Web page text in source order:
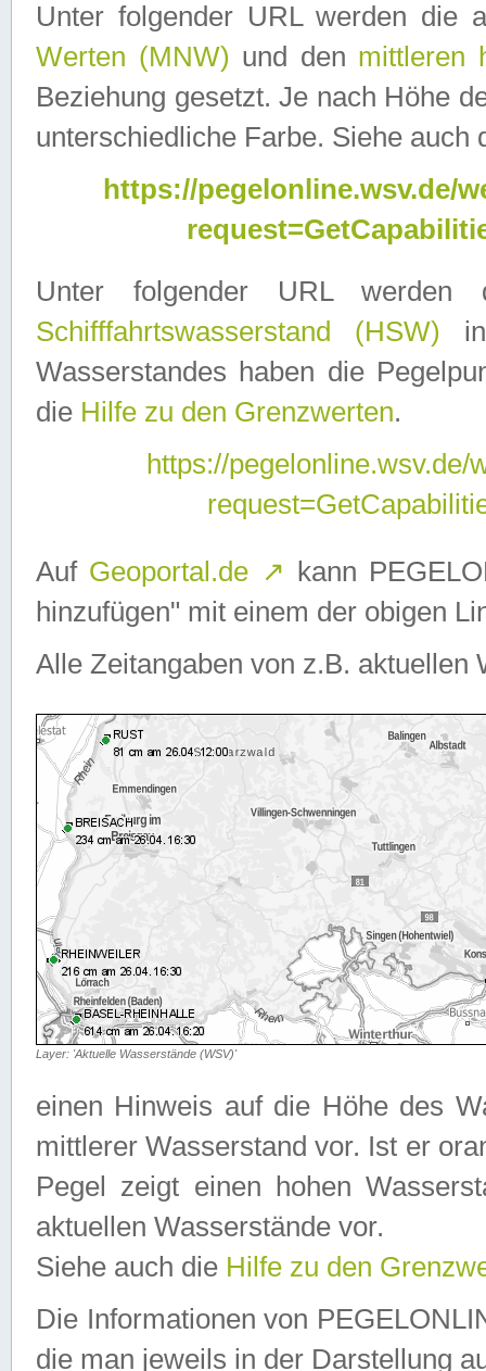
Unter folgender URL werden die
Werten (MNW) und den mittleren
Beziehung gesetzt. Je nach Höhe
unterschiedliche Farbe. Siehe auch
https://pegelonline.wsv.de/
Unter folgender URL
Schifffahrtswasserstand (HSW)
Wasserstandes haben die
die Hilfe zu den Grenzwerten.
https://
Auf Geoportal.de ↗ kann
hinzufügen" mit einem der obigen
Alle Zeitangaben von z.B. aktuellen
Layer: 'Aktuelle Wasserstände (WSV)'
einen Hinweis auf die Höhe des
mittlerer Wasserstand vor. Ist er
Pegel zeigt einen hohen
aktuellen Wasserstände vor.
Siehe auch die Hilfe zu den
Die Informationen von
die man jeweils in der Darstellung